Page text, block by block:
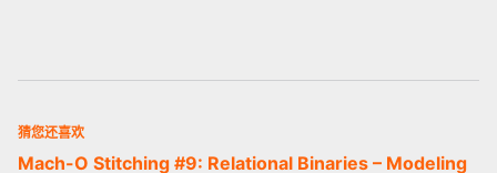
猜您还喜欢
Mach-O Stitching #9: Relational Binaries – Modeling